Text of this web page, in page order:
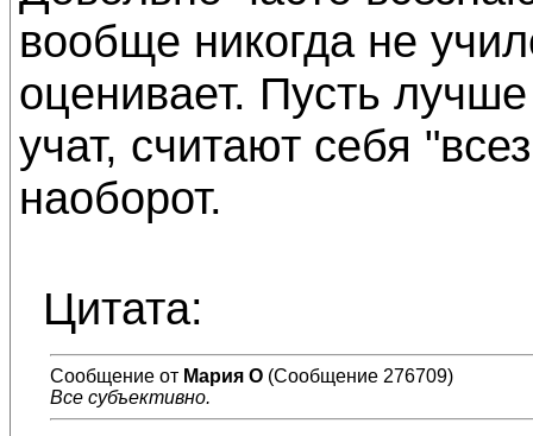
вообще никогда не
оценивает. Пусть
учат, считают себя
наоборот.
Цитата:
Сообщение от Мария О (Сообщение 276709)
Все субъективно.